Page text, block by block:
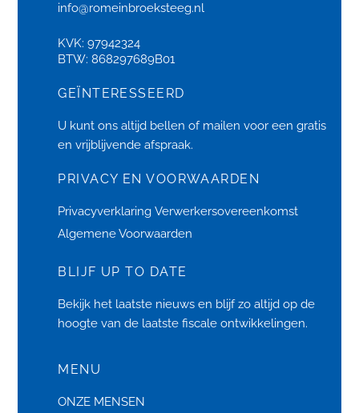
info@romeinbroeksteeg.nl
KVK: 97942324
BTW: 868297689B01
GEÏNTERESSEERD
U kunt ons altijd bellen of mailen voor een gratis
en vrijblijvende afspraak.
PRIVACY EN VOORWAARDEN
Privacyverklaring Verwerkersovereenkomst
Algemene Voorwaarden
BLIJF UP TO DATE
Bekijk het laatste nieuws en blijf zo altijd op de
hoogte van de laatste fiscale ontwikkelingen.
MENU
ONZE MENSEN